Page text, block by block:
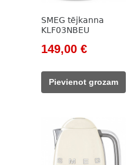
SMEG tējkanna
KLF03NBEU
Original
was:
171,00 €.
149,00 €Current
149,00 €.
Pievienot grozam